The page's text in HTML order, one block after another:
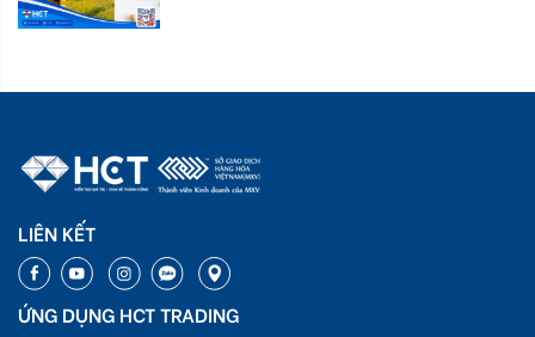
LIÊN KẾT
ỨNG DỤNG HCT TRADING